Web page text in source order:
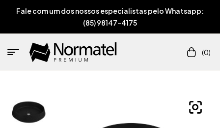
Fale com um dos nossos especialistas pelo Whatsapp:
(85) 98147-4175
(0)